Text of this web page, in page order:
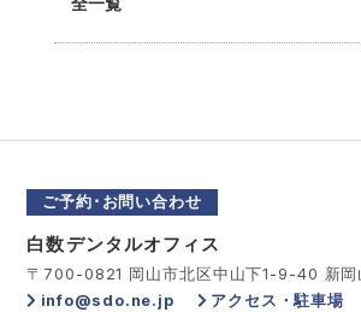
全一覧
ご予約･お問い合わせ
白数デンタルオフィス
〒700-0821 岡山市北区中山下1-9-40 新岡
info@sdo.ne.jp
アクセス・駐車場